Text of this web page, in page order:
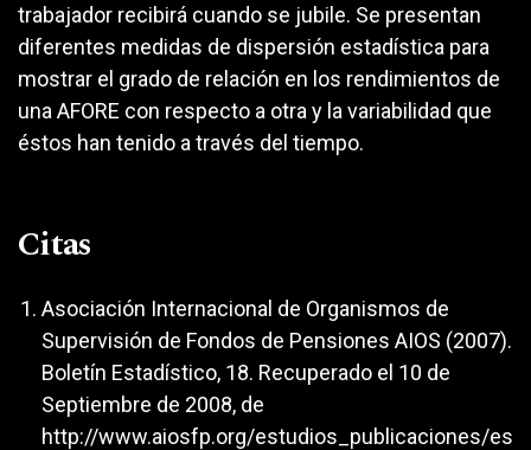
trabajador recibirá cuando se jubile. Se presentan
diferentes medidas de dispersión estadística para
mostrar el grado de relación en los rendimientos de
una AFORE con respecto a otra y la variabilidad que
éstos han tenido a través del tiempo.
Citas
Asociación Internacional de Organismos de
Supervisión de Fondos de Pensiones AIOS (2007).
Boletín Estadístico, 18. Recuperado el 10 de
Septiembre de 2008, de
http://www.aiosfp.org/estudios_publicaciones/es